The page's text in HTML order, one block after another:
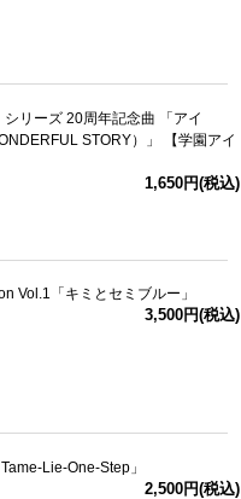
シリーズ 20周年記念曲 「アイ
STORY）」 【学園アイ
1,650円(税込)
Vol.1「キミとセミブルー」
3,500円(税込)
Lie-One-Step」
2,500円(税込)